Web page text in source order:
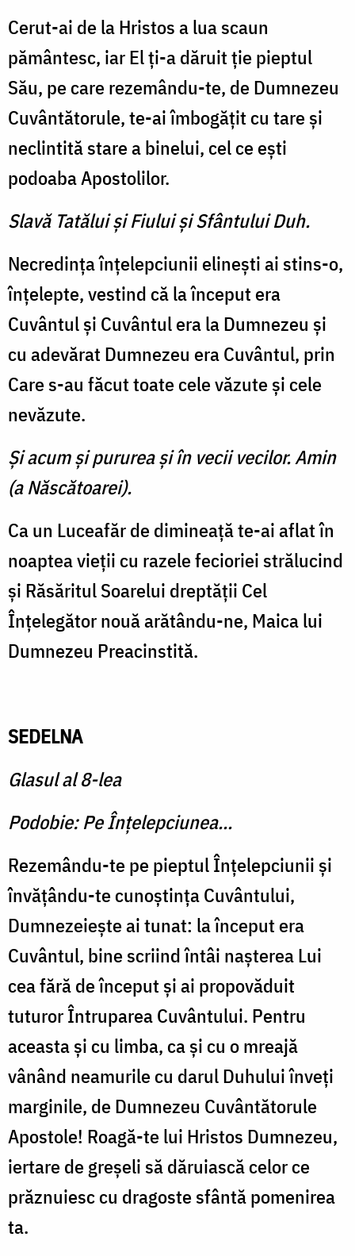
Cerut-ai de la Hristos a lua scaun
pământesc, iar El ţi-a dăruit ţie pieptul
Său, pe care rezemându-te, de Dumnezeu
Cuvântătorule, te-ai îmbogăţit cu tare şi
neclintită stare a binelui, cel ce eşti
podoaba Apostolilor.
Slavă Tatălui şi Fiului şi Sfântului Duh.
Necredinţa înţelepciunii elineşti ai stins-o,
înţelepte, vestind că la început era
Cuvântul şi Cuvântul era la Dumnezeu şi
cu adevărat Dumnezeu era Cuvântul, prin
Care s-au făcut toate cele văzute şi cele
nevăzute.
Şi acum şi pururea şi în vecii vecilor. Amin
(a Născătoarei).
Ca un Luceafăr de dimineaţă te-ai aflat în
noaptea vieţii cu razele fecioriei strălucind
şi Răsăritul Soarelui dreptăţii Cel
Înţelegător nouă arătându-ne, Maica lui
Dumnezeu Preacinstită.
SEDELNA
Glasul al 8-lea
Podobie: Pe Înţelepciunea...
Rezemându-te pe pieptul Înţelepciunii şi
învăţându-te cunoştinţa Cuvântului,
Dumnezeieşte ai tunat: la început era
Cuvântul, bine scriind întâi naşterea Lui
cea fără de început şi ai propovăduit
tuturor Întruparea Cuvântului. Pentru
aceasta şi cu limba, ca şi cu o mreajă
vânând neamurile cu darul Duhului înveţi
marginile, de Dumnezeu Cuvântătorule
Apostole! Roagă-te lui Hristos Dumnezeu,
iertare de greşeli să dăruiască celor ce
prăznuiesc cu dragoste sfântă pomenirea
ta.